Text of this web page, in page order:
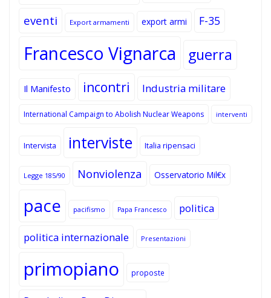
eventi Export armamenti export armi F-35
Francesco Vignarca guerra
Il Manifesto incontri Industria militare
International Campaign to Abolish Nuclear Weapons interventi
Intervista interviste Italia ripensaci
Legge 185/90 Nonviolenza Osservatorio Mil€x
pace pacifismo Papa Francesco politica
politica internazionale Presentazioni
primopiano proposte